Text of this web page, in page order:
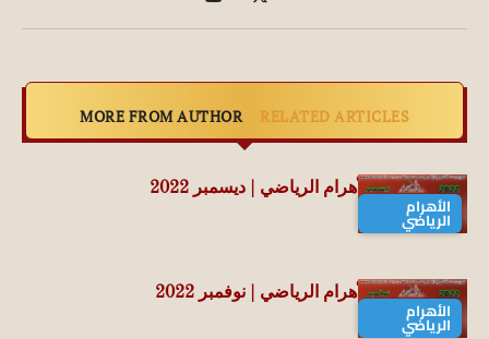
RELATED ARTICLES
MORE FROM AUTHOR
الأهرام
الرياضي
أرشيف مجلة الأهرام الرياضي | ديسمبر 2022
الأهرام
الرياضي
أرشيف مجلة الأهرام الرياضي | نوفمبر 2022